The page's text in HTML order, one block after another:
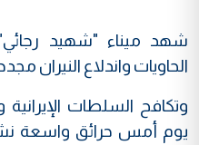
شهد ميناء "شهيد
الحاويات واندلاع النيران
وتكافح السلطات
يوم أمس حرائق واسعة